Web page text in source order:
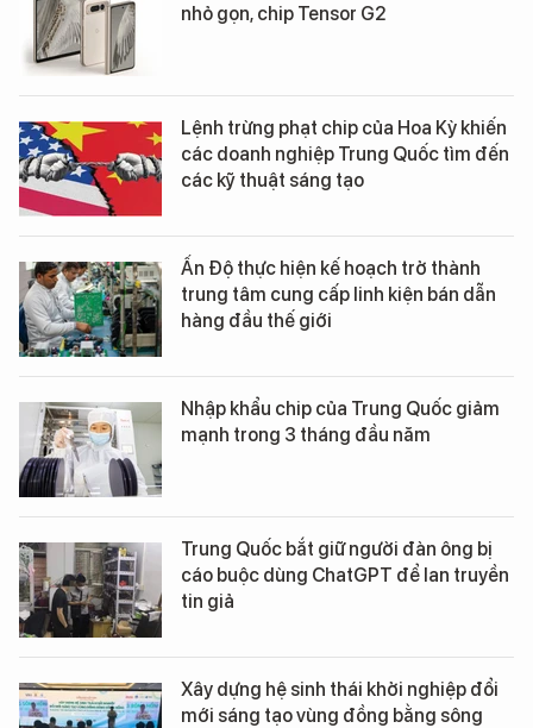
nhỏ gọn, chip Tensor G2
Lệnh trừng phạt chip của Hoa Kỳ khiến
các doanh nghiệp Trung Quốc tìm đến
các kỹ thuật sáng tạo
Ấn Độ thực hiện kế hoạch trở thành
trung tâm cung cấp linh kiện bán dẫn
hàng đầu thế giới
Nhập khẩu chip của Trung Quốc giảm
mạnh trong 3 tháng đầu năm
Trung Quốc bắt giữ người đàn ông bị
cáo buộc dùng ChatGPT để lan truyền
tin giả
Xây dựng hệ sinh thái khởi nghiệp đổi
mới sáng tạo vùng đồng bằng sông